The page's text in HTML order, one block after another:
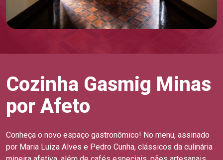
Cozinha Gasmig Minas
por Afeto
Conheça o novo espaço gastronômico! No menu, assinado
por Maria Luiza Alves e Pedro Cunha, clássicos da culinária